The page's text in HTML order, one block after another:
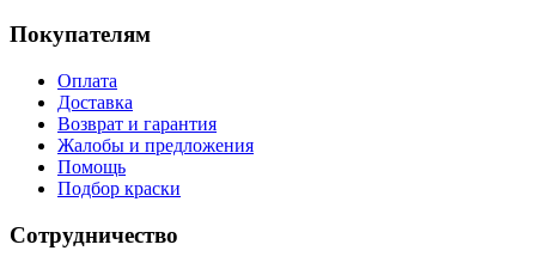
Покупателям
Оплата
Доставка
Возврат и гарантия
Жалобы и предложения
Помощь
Подбор краски
Сотрудничество